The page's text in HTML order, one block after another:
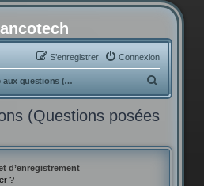
Connexion
S’enregistrer
Foire aux questions (Questions posées fréquemment)
e
c
(Questions posées
d’enregistrement
?